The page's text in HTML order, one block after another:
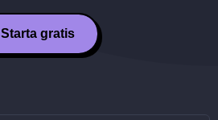
Starta gratis